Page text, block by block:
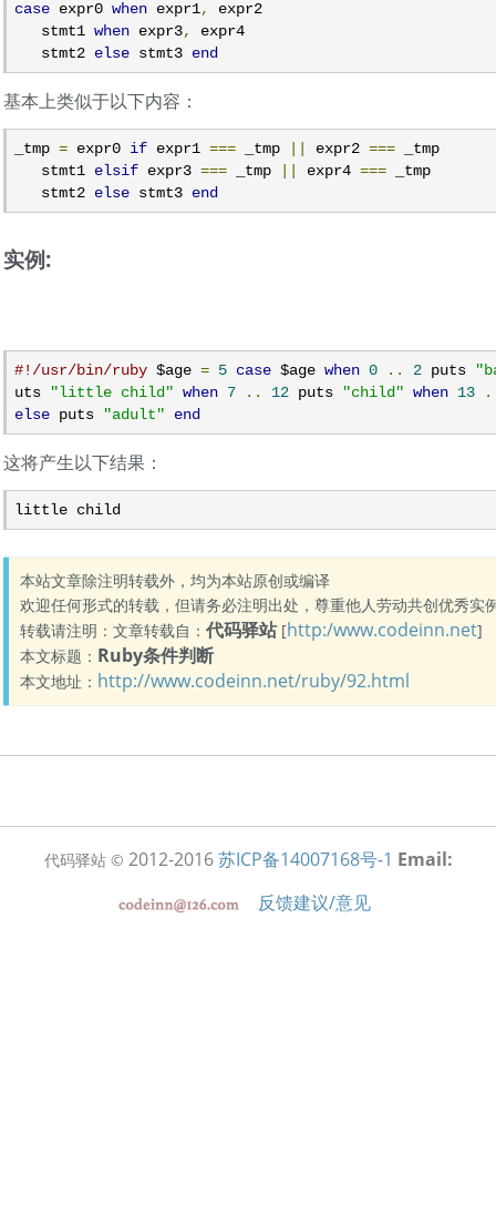
case expr0 when expr1,
expr2
   stmt1
when expr3,
expr4
   stmt2
else stmt3 end
基本上类似于以下内容：
_tmp = expr0 if expr1 === _tmp expr2 === _tmp
   stmt1
elsif expr3 === _tmp expr4 === _tmp
   stmt2
else stmt3 end
实例:
#!/usr/bin/ruby $age = 5 case $age when 0 .. 2 puts
uts
"little child" when 7 .. 12 puts "child" when 13
else puts "adult" end
这将产生以下结果：
little child
本站文章除注明转载外，均为本站原创或编译
欢迎任何形式的转载，但请务必注明出处，尊重他人劳动共创优秀实
转载请注明：文章转载自： 代码驿站[http:/www.codeinn.net]
本文标题： Ruby条件判断
本文地址： http://www.codeinn.net/ruby/92.html
代码驿站 © 2012-2016 苏ICP备14007168号-1 Email:
反馈建议/意见